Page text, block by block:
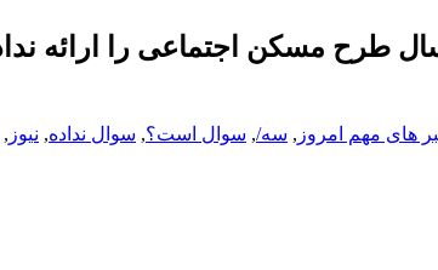
طرح مسکن اجتماعی را ارائه
های مهم امروز , سه/, سوال است؟, سوال نداده, نیوز ,